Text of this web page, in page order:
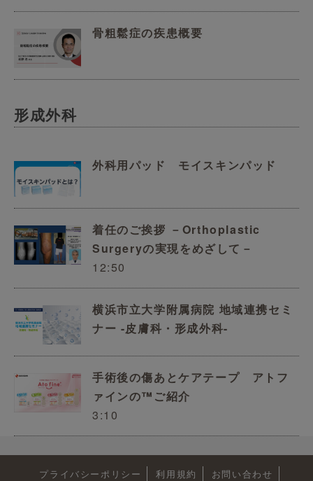
骨粗鬆症の疾患概要
形成外科
外科用パッド モイスキンパッド
着任のご挨拶 －Orthoplastic
Surgeryの実現をめざして－
12:50
横浜市立大学附属病院 地域連携セミ
ナー -皮膚科・形成外科-
手術後の傷あとケアテープ アトフ
ァインの™ご紹介
3:10
プライバシーポリシー 利用規約 お問い合わせ